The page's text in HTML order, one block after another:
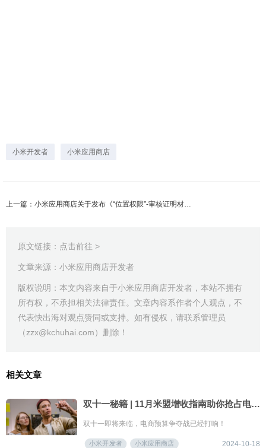
小米开发者 小米应用商店
上一篇：小米应用商店关于发布《“位置权限”-审核证明材料提交指南》的公告
原文链接： 点击前往 >
文章来源：小米应用商店开发者
版权说明：本文内容来自于小米应用商店开发者，本站不拥有
所有权，不承担相关法律责任。文章内容系作者个人观点，不
代表快出海对观点赞同或支持。如有侵权，请联系管理员
（zzx@kchuhai.com）删除！
相关文章
双十一秘籍 | 11月米盟增收指南助你抢占电商大战先机
双十一即将来临，电商预算争夺战已经打响！
小米开发者 小米应用商店 2024-10-18